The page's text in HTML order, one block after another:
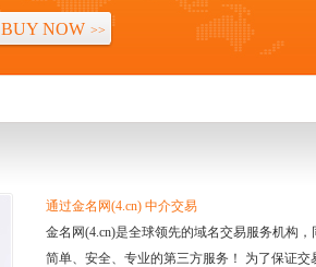
BUY NOW >>
通过金名网(4.cn) 中介交易
金名网(4.cn)是全球领先的域名交易服务机构
简单、安全、专业的第三方服务！ 为了保证